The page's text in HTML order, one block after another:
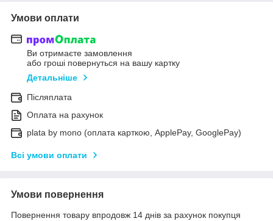
Умови оплати
Ви отримаєте замовлення
або гроші повернуться на вашу картку
Детальніше
Післяплата
Оплата на рахунок
plata by mono (оплата карткою, ApplePay, GooglePay)
Всі умови оплати
Умови повернення
Повернення товару впродовж 14 днів за рахунок покупця